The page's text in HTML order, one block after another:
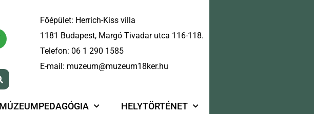
Főépület: Herrich-Kiss villa
1181 Budapest, Margó Tivadar utca 116-118.
Telefon: 06 1 290 1585
E-mail: muzeum@muzeum18ker.hu
MÚZEUMPEDAGÓGIA HELYTÖRTÉNET